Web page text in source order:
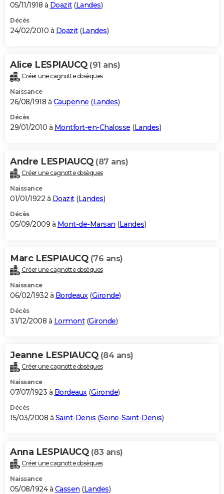
05/11/1918 à Doazit(Landes)
Décès
24/02/2010 à Doazit(Landes)
Alice LESPIAUCQ (91 ans)
Créer une cagnotte obsèques
Naissance
26/08/1918 à Caupenne (Landes)
Décès
29/01/2010 à Montfort-en-Chalosse (Landes)
Andre LESPIAUCQ (87 ans)
Créer une cagnotte obsèques
Naissance
01/01/1922 à Doazit(Landes)
Décès
05/09/2009 à Mont-de-Marsan (Landes)
Marc LESPIAUCQ (76 ans)
Créer une cagnotte obsèques
Naissance
06/02/1932 à Bordeaux(Gironde)
Décès
31/12/2008 à Lormont(Gironde)
Jeanne LESPIAUCQ (84 ans)
Créer une cagnotte obsèques
Naissance
07/07/1923 à Bordeaux(Gironde)
Décès
15/03/2008 à Saint-Denis (Seine-Saint-Denis)
Anna LESPIAUCQ (83 ans)
Créer une cagnotte obsèques
Naissance
05/08/1924 à Cassen (Landes)